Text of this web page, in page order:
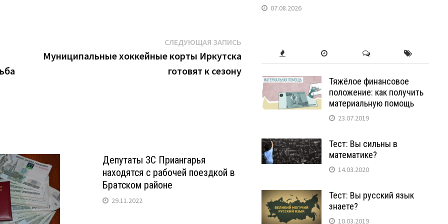
СЛЕДУЮЩАЯ ЗАПИСЬСледующая
запись:
Муниципальные хоккейные корты Иркутска
готовят к сезону
Депутаты ЗС Приангарья
находятся с рабочей поездкой в
Братском районе
29.11.2022
07.08.2026
Тяжёлое финансовое
положение: как получить
материальную помощь
23.07.2019
Тест: Вы сильны в
математике?
14.03.2020
Тест: Вы русский язык
знаете?
10.03.2019